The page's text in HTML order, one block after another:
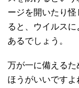
ージを開いたり
ると、ウイルス
あるでしょう。
万が一に備える
ほうがいいです